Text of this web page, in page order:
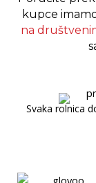
kupce
na
Svaka rolnica